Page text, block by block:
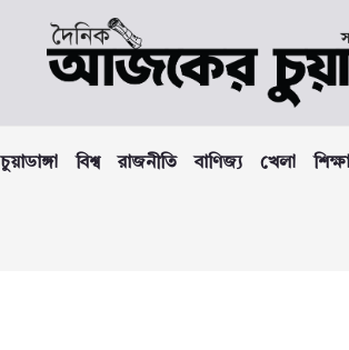
চুয়াডাঙ্গা বিশ্ব রাজনীতি বাণিজ্য খেলা শিক্ষা